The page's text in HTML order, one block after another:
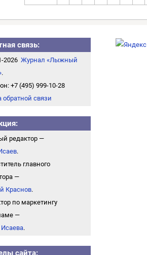
связь:
2026 Журнал «Лыжный
.
+7 (495) 999-10-28
связи
редактор —
.
главного
—
Краснов.
по маркетингу
—
.
сайта: